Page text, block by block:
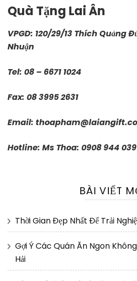
Quà Tặng Lai Ân
VPGD: 120/29/13 Thích Quảng
Nhuận
Tel: 08 – 6671 1024
Fax: 08 3995 2631
Email:
Hotline: Ms Thoa: 0908 944 039
BÀI VIẾT
Thời Gian Đẹp Nhất Để Trải
Gợi Ý Các Quán Ăn Ngon Không
Hải